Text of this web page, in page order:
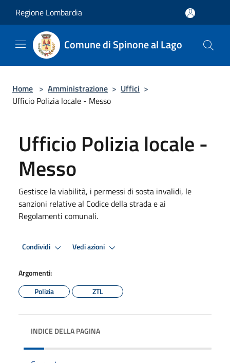
Regione Lombardia
Comune di Spinone al Lago
Home > Amministrazione > Uffici >
Ufficio Polizia locale - Messo
Ufficio Polizia locale -
Messo
Gestisce la viabilità, i permessi di sosta invalidi, le
sanzioni relative al Codice della strada e ai
Regolamenti comunali.
Condividi Vedi azioni
Argomenti:
Polizia
ZTL
INDICE DELLA PAGINA